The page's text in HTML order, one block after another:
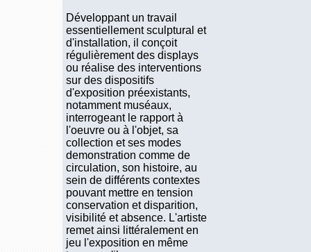
Développant un travail
essentiellement sculptural et
d'installation, il conçoit
régulièrement des displays
ou réalise des interventions
sur des dispositifs
d'exposition préexistants,
notamment muséaux,
interrogeant le rapport à
l'oeuvre ou à l'objet, sa
collection et ses modes
demonstration comme de
circulation, son histoire, au
sein de différents contextes
pouvant mettre en tension
conservation et disparition,
visibilité et absence. L'artiste
remet ainsi littéralement en
jeu l'exposition en même